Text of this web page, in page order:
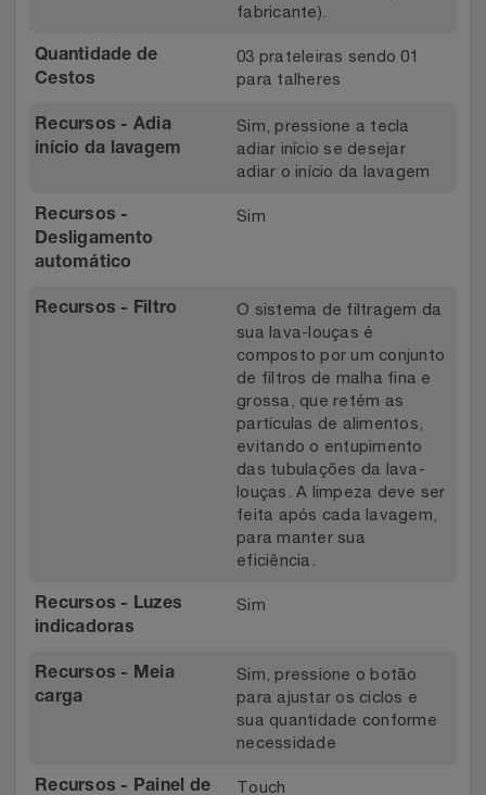
fabricante).
Quantidade de
Cestos
03 prateleiras sendo 01
para talheres
Recursos - Adia
início da lavagem
Sim, pressione a tecla
adiar início se desejar
adiar o início da lavagem
Recursos -
Desligamento
automático
Sim
Recursos - Filtro
O sistema de filtragem da
sua lava-louças é
composto por um conjunto
de filtros de malha fina e
grossa, que retém as
partículas de alimentos,
evitando o entupimento
das tubulações da lava-
louças. A limpeza deve ser
feita após cada lavagem,
para manter sua
eficiência.
Recursos - Luzes
indicadoras
Sim
Recursos - Meia
carga
Sim, pressione o botão
para ajustar os ciclos e
sua quantidade conforme
necessidade
Recursos - Painel de Touch